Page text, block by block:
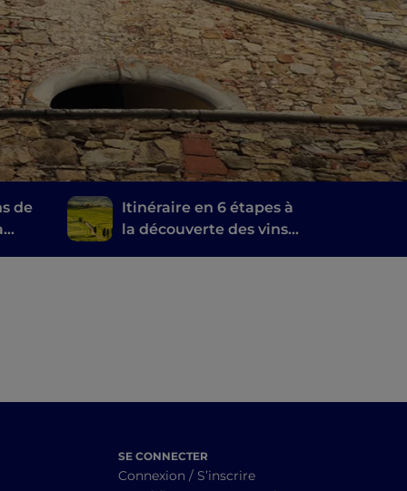
de
Itinéraire en 6 étapes à
la découverte des vins
SE CONNECTER
Connexion / S’inscrire